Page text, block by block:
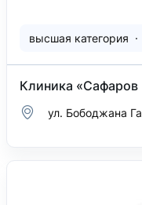
высшая категория
Клиника
ул. Бободжана